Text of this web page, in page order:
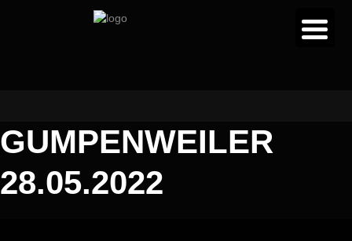
GUMPENWEILER
28.05.2022